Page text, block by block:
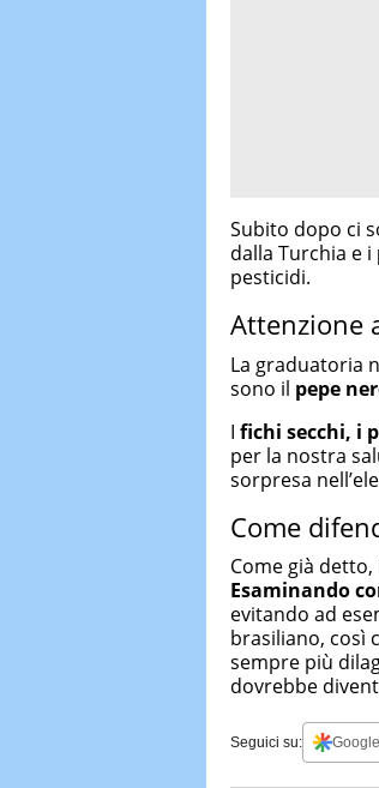
Subito dopo ci
dalla Turchia e i
pesticidi.
Attenzione
La graduatoria
sono il pepe
I fichi secchi, i
per la nostra
sorpresa
Come
Come già
Esaminando
evitando ad
brasiliano, così
sempre più
dovrebbe
Seguici su: